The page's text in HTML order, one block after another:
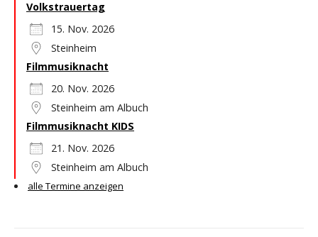
Volkstrauertag
15. Nov. 2026
Steinheim
Filmmusiknacht
20. Nov. 2026
Steinheim am Albuch
Filmmusiknacht KIDS
21. Nov. 2026
Steinheim am Albuch
alle Termine anzeigen